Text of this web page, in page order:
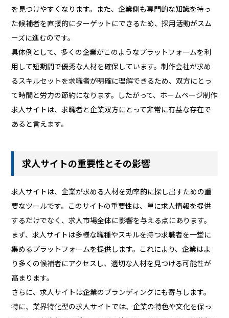
を見つけやすくなります。また、企業側も専門的な知識を持っ
た候補者を直接的にターゲットにできるため、採用活動がスム
ーズに進むのです。
具体例として、多くの企業がこのようなプラットフォームを利
用して短期間で優秀な人材を確保しています。制作会社が求め
るスキルセットを求職者が明確に理解できるため、双方にとっ
て時間と労力の節約になります。したがって、ホームページ制作
求人サイトは、求職者と企業双方にとって非常に有益な存在で
あると言えます。
求人サイトの重要性とその影響
求人サイトは、企業が求める人材を効率的に探し出すための重
要なツールです。このサイトの重要性は、単に求人情報を提供
するだけでなく、求人市場全体に影響を与える点にあります。
まず、求人サイトは多様な職種やスキルを持つ求職者を一堂に
集めるプラットフォームを提供します。これにより、企業はよ
り多くの候補者にアクセスし、適切な人材を見つける可能性が
高まります。
さらに、求人サイトは企業のブランディングにも寄与します。
特に、業界特化型の求人サイトでは、企業の特色や文化を保っ